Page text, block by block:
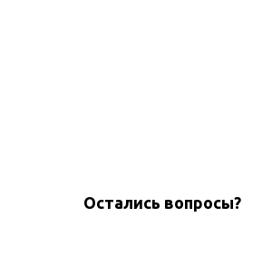
Остались вопросы?